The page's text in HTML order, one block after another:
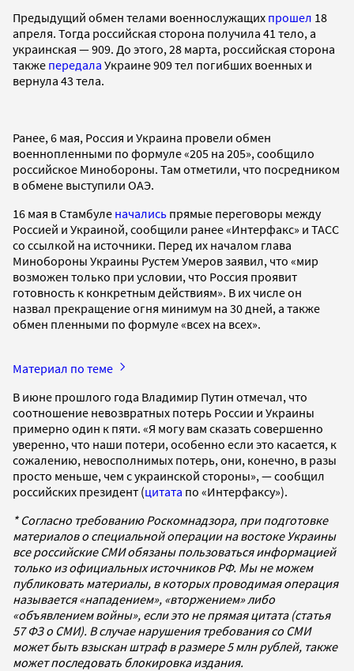
Предыдущий обмен телами военнослужащих прошел 18
апреля. Тогда российская сторона получила 41 тело, а
украинская — 909. До этого, 28 марта, российская сторона
также передала Украине 909 тел погибших военных и
вернула 43 тела.
Ранее, 6 мая, Россия и Украина провели обмен
военнопленными по формуле «205 на 205», сообщило
российское Минобороны. Там отметили, что посредником
в обмене выступили ОАЭ.
16 мая в Стамбуле начались прямые переговоры между
Россией и Украиной, сообщили ранее «Интерфакс» и ТАСС
со ссылкой на источники. Перед их началом глава
Минобороны Украины Рустем Умеров заявил, что «мир
возможен только при условии, что Россия проявит
готовность к конкретным действиям». В их числе он
назвал прекращение огня минимум на 30 дней, а также
обмен пленными по формуле «всех на всех».
Материал по теме
В июне прошлого года Владимир Путин отмечал, что
соотношение невозвратных потерь России и Украины
примерно один к пяти. «Я могу вам сказать совершенно
уверенно, что наши потери, особенно если это касается, к
сожалению, невосполнимых потерь, они, конечно, в разы
просто меньше, чем с украинской стороны», — сообщил
российских президент (цитата по «Интерфаксу»).
* Согласно требованию Роскомнадзора, при подготовке
материалов о специальной операции на востоке Украины
все российские СМИ обязаны пользоваться информацией
только из официальных источников РФ. Мы не можем
публиковать материалы, в которых проводимая операция
называется «нападением», «вторжением» либо
«объявлением войны», если это не прямая цитата (статья
57 ФЗ о СМИ). В случае нарушения требования со СМИ
может быть взыскан штраф в размере 5 млн рублей, также
может последовать блокировка издания.